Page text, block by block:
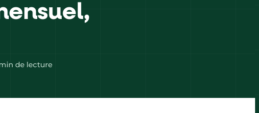
de lecture